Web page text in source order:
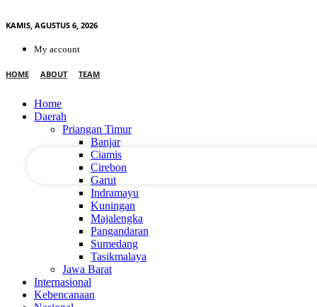
KAMIS, AGUSTUS 6, 2026
My account
HOME ABOUT TEAM
Home
Daerah
Priangan Timur
Banjar
Ciamis
Cirebon
Garut
Indramayu
Kuningan
Majalengka
Pangandaran
Sumedang
Tasikmalaya
Jawa Barat
Internasional
Kebencanaan